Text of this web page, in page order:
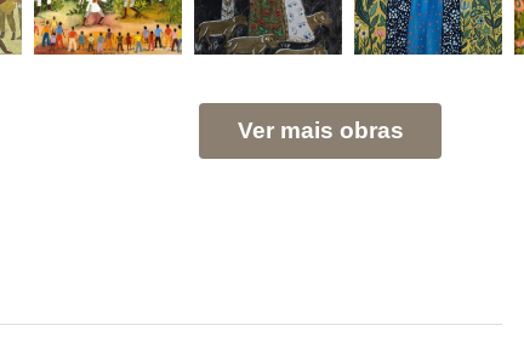
Ver mais obras